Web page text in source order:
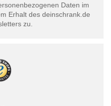
Daten im
Erhalt des deinschrank.de
zu.